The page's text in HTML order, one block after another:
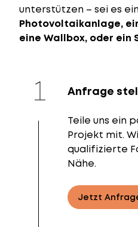
unterstützen – sei es
Photovoltaikanlage,
eine Wallbox, oder ein
Anfrage
Teile uns ein
Projekt mit.
qualifizierte
Nähe.
Jetzt